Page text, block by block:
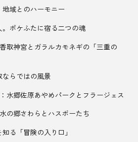
サウナシュラン
サステナブル サメケン
所 シェア
なみレモン じゃがいも
域とのハーモニー
ポケふたに宿る二つの魂
取神宮とガラルカモネギの「三重の
らではの風景
水郷佐原あやめパークとフラージェス
の郷さわらとハスボーたち
る「冒険の入り口」